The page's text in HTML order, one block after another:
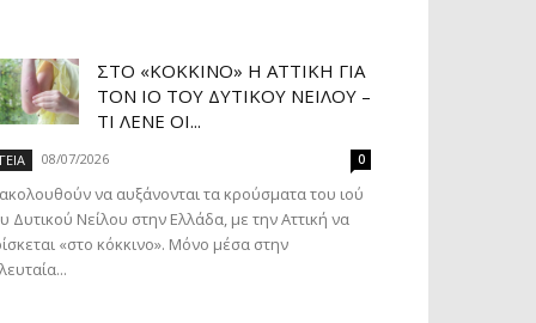
ΣΤΟ «ΚΌΚΚΙΝΟ» Η ΑΤΤΙΚΉ ΓΙΑ
ΤΟΝ ΙΌ ΤΟΥ ΔΥΤΙΚΟΎ ΝΕΊΛΟΥ –
ΤΙ ΛΈΝΕ ΟΙ...
08/07/2026 0
να αυξάνονται τα κρούσματα του ιού
Δυτικού Νείλου στην Ελλάδα, με την Αττική να
«στο κόκκινο». Μόνο μέσα στην